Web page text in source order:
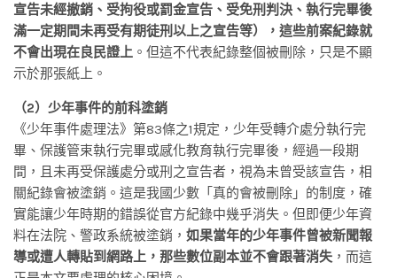
宣告未經撤銷、受拘役或罰金宣告、受免刑判決、執行完畢後
滿一定期間未再受有期徒刑以上之宣告等），這些前案紀錄就
不會出現在良民證上 。但這不代表紀錄整個被刪除，只是不顯
示於那張紙上。
（2）少年事件的前科塗銷
《少年事件處理法》第83條之1規定，少年受轉介處分執行完
畢、保護管束執行完畢或感化教育執行完畢後，經過一段期
間，且未再受保護處分或刑之宣告者，視為未曾受該宣告，相
關紀錄會被塗銷。這是我國少數「真的會被刪除」的制度，確
實能讓少年時期的錯誤從官方紀錄中幾乎消失。但即便少年資
料在法院、警政系統被塗銷， 如果當年的少年事件曾被新聞報
導或遭人轉貼到網路上，那些數位副本並不會跟著消失 ，而這